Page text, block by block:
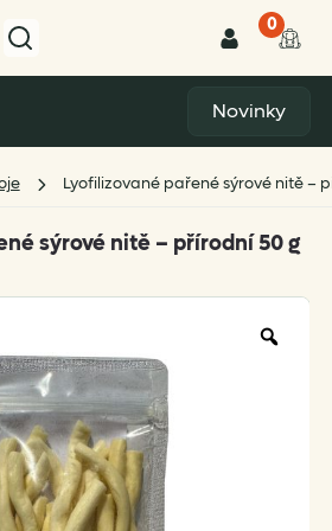
0
Novinky
Lyofilizované pařené sýrové nitě –
sýrové nitě – přírodní 50 g